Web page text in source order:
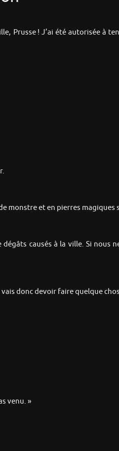
Prusse ! J’ai été autorisée à
monstre et en pierres
causés à la ville. Si
donc devoir faire quelque
venu. »